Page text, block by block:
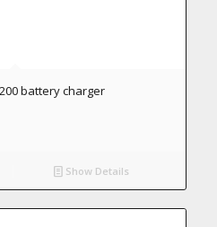
battery charger
Show Details